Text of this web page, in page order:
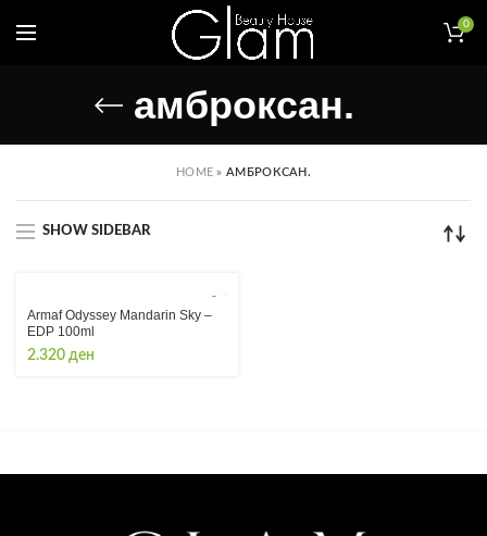
0
амброксан.
HOME »АМБРОКСАН.
SHOW SIDEBAR
Armaf Odyssey Mandarin Sky –
EDP 100ml
2.320 ден